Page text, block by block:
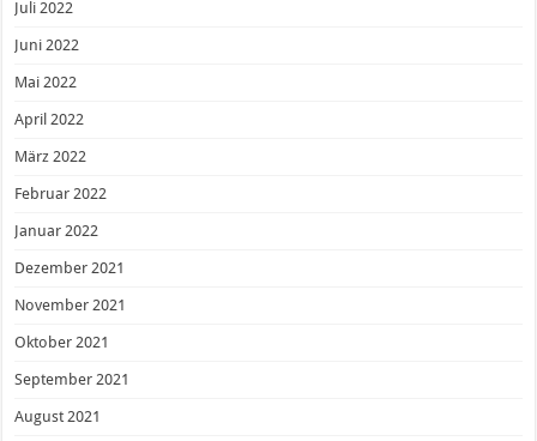
Juli 2022
Juni 2022
Mai 2022
April 2022
März 2022
Februar 2022
Januar 2022
Dezember 2021
November 2021
Oktober 2021
September 2021
August 2021